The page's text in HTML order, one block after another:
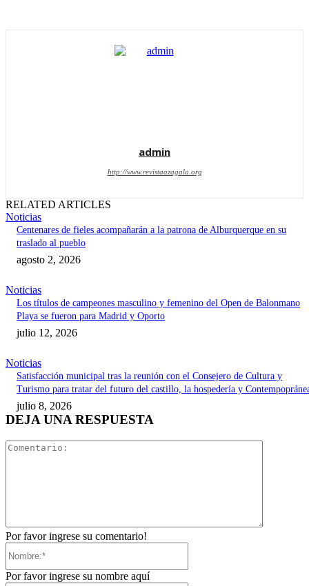
admin
http://www.revistaazagala.org
RELATED ARTICLES
Noticias
Centenares de fieles acompañarán a la patrona de Alburquerque en su
traslado al pueblo
agosto 2, 2026
Noticias
Los títulos de campeones masculino y femenino del Open de Balonmano
Playa se fueron para Madrid y Oporto
julio 12, 2026
Noticias
Satisfacción municipal tras la reunión con el Consejero de Cultura y
Turismo para tratar del futuro del castillo, la hospedería y
julio 8, 2026
DEJA UNA RESPUESTA
Por favor ingrese su comentario!
Por favor ingrese su nombre aquí